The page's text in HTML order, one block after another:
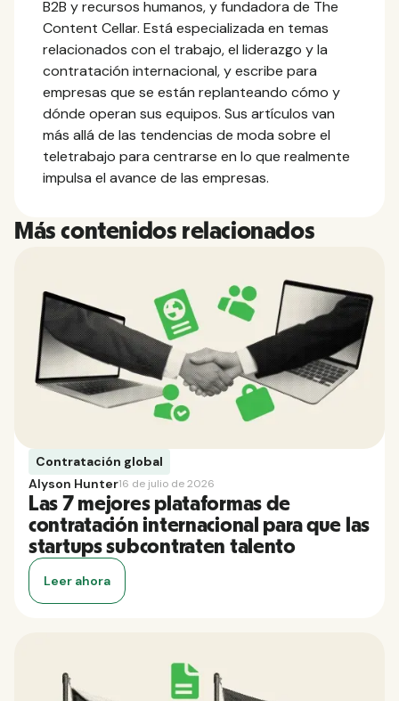
B2B y recursos humanos, y fundadora de The
Content Cellar. Está especializada en temas
relacionados con el trabajo, el liderazgo y la
contratación internacional, y escribe para
empresas que se están replanteando cómo y
dónde operan sus equipos. Sus artículos van
más allá de las tendencias de moda sobre el
teletrabajo para centrarse en lo que realmente
impulsa el avance de las empresas.
Más contenidos relacionados
Contratación global
Alyson Hunter16 de julio de 2026
Las 7 mejores plataformas de
contratación internacional para que las
startups subcontraten talento
Leer ahora